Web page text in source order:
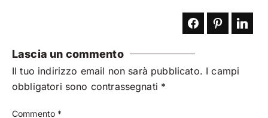
Lascia un commento
Il tuo indirizzo email non sarà pubblicato. I campi
obbligatori sono contrassegnati *
Commento *